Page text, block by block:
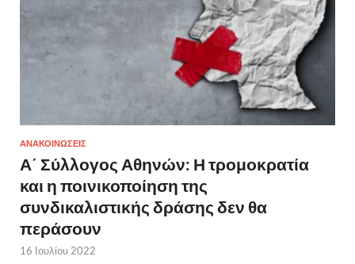
ΑΝΑΚΟΙΝΩΣΕΙΣ
Α΄ Σύλλογος Αθηνών: Η τρομοκρατία
και η ποινικοποίηση της
συνδικαλιστικής δράσης δεν θα
περάσουν
16 Ιουλίου 2022